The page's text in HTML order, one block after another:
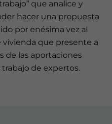
que analice y
hacer una propuesta
por enésima vez al
vivienda que presente a
de las aportaciones
de expertos.